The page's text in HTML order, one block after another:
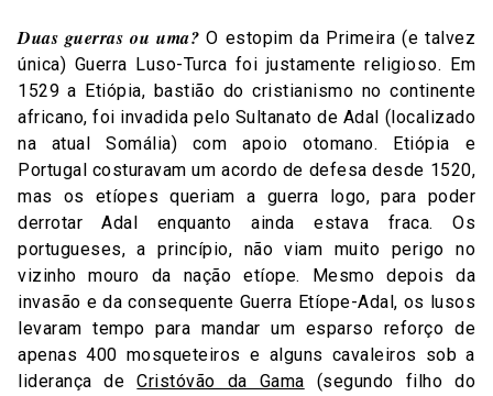
Duas guerras ou uma? O estopim da Primeira (e talvez
única) Guerra Luso-Turca foi justamente religioso. Em
1529 a Etiópia, bastião do cristianismo no continente
africano, foi invadida pelo Sultanato de Adal (localizado
na atual Somália) com apoio otomano. Etiópia e
Portugal costuravam um acordo de defesa desde 1520,
mas os etíopes queriam a guerra logo, para poder
derrotar Adal enquanto ainda estava fraca. Os
portugueses, a princípio, não viam muito perigo no
vizinho mouro da nação etíope. Mesmo depois da
invasão e da consequente Guerra Etíope-Adal, os lusos
levaram tempo para mandar um esparso reforço de
apenas 400 mosqueteiros e alguns cavaleiros sob a
liderança deCristóvão da Gama (segundo filho do